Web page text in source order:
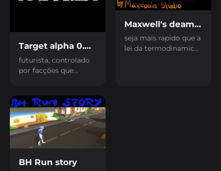
Target alpha 0.0.3
futurista, controlado
por facções que
protagonista dessa
historia.
Maxwell's deamons
seja mais rapido que a
lei da termodinamica!
BH Run story